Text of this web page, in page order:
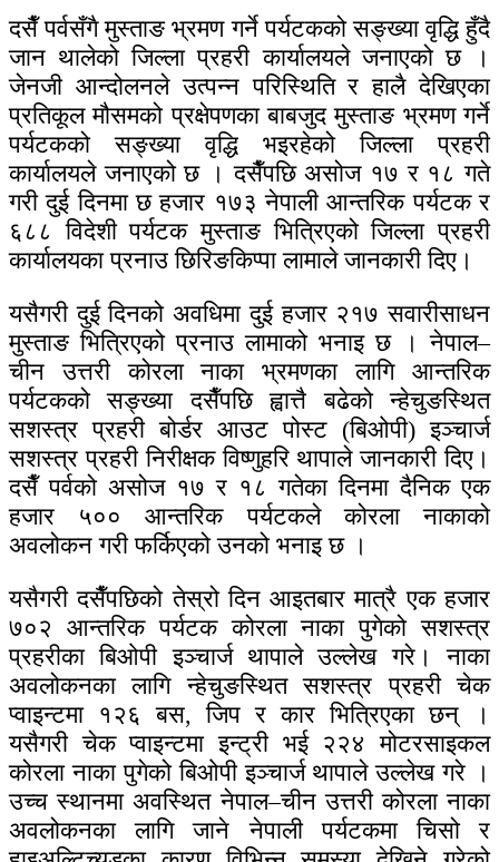
दसैँ पर्वसँगै मुस्ताङ भ्रमण गर्ने पर्यटकको सङ्ख्या वृद्धि हुँदै
जान थालेको जिल्ला प्रहरी कार्यालयले जनाएको छ ।
जेनजी आन्दोलनले उत्पन्न परिस्थिति र हालै देखिएका
प्रतिकूल मौसमको प्रक्षेपणका बाबजुद मुस्ताङ भ्रमण गर्ने
पर्यटकको सङ्ख्या वृद्धि भइरहेको जिल्ला प्रहरी
कार्यालयले जनाएको छ । दसैँपछि असोज १७ र १८ गते
गरी दुई दिनमा छ हजार १७३ नेपाली आन्तरिक पर्यटक र
६८८ विदेशी पर्यटक मुस्ताङ भित्रिएको जिल्ला प्रहरी
कार्यालयका प्रनाउ छिरिङकिप्पा लामाले जानकारी दिए।
यसैगरी दुई दिनको अवधिमा दुई हजार २१७ सवारीसाधन
मुस्ताङ भित्रिएको प्रनाउ लामाको भनाइ छ । नेपाल–
चीन उत्तरी कोरला नाका भ्रमणका लागि आन्तरिक
पर्यटकको सङ्ख्या दसैँपछि ह्वात्तै बढेको न्हेचुङस्थित
सशस्त्र प्रहरी बोर्डर आउट पोस्ट (बिओपी) इञ्चार्ज
सशस्त्र प्रहरी निरीक्षक विष्णुहरि थापाले जानकारी दिए।
दसैँ पर्वको असोज १७ र १८ गतेका दिनमा दैनिक एक
हजार ५०० आन्तरिक पर्यटकले कोरला नाकाको
अवलोकन गरी फर्किएको उनको भनाइ छ ।
यसैगरी दसैँपछिको तेस्रो दिन आइतबार मात्रै एक हजार
७०२ आन्तरिक पर्यटक कोरला नाका पुगेको सशस्त्र
प्रहरीका बिओपी इञ्चार्ज थापाले उल्लेख गरे। नाका
अवलोकनका लागि न्हेचुङस्थित सशस्त्र प्रहरी चेक
प्वाइन्टमा १२६ बस, जिप र कार भित्रिएका छन् ।
यसैगरी चेक प्वाइन्टमा इन्ट्री भई २२४ मोटरसाइकल
कोरला नाका पुगेको बिओपी इञ्चार्ज थापाले उल्लेख गरे ।
उच्च स्थानमा अवस्थित नेपाल–चीन उत्तरी कोरला नाका
अवलोकनका लागि जाने नेपाली पर्यटकमा चिसो र